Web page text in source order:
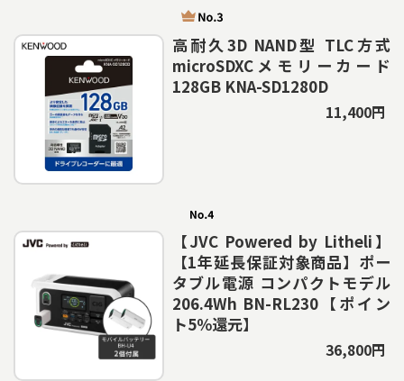
高耐久3D NAND型 TLC方式
microSDXCメモリーカード
128GB KNA-SD1280D
11,400円
【JVC Powered by Litheli】
【1年延長保証対象商品】ポー
タブル電源 コンパクトモデル
206.4Wh BN-RL230【ポイン
ト5％還元】
36,800円